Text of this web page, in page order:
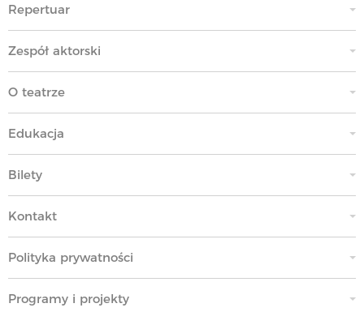
Repertuar
Zespół aktorski
O teatrze
Edukacja
Bilety
Kontakt
Polityka prywatności
Programy i projekty